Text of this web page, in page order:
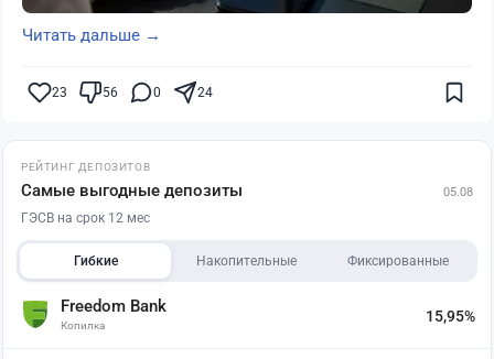
Читать дальше →
23 56 0 24
РЕЙТИНГ ДЕПОЗИТОВ
Самые выгодные депозиты 05.08
ГЭСВ на срок 12 мес
Гибкие Накопительные Фиксированные
Freedom Bank
Копилка
15,95%